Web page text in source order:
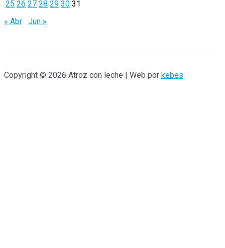
r
:
25 26 27 28 29 30 31
« Abr
Jun »
Copyright © 2026 Atroz con leche | Web por kebes